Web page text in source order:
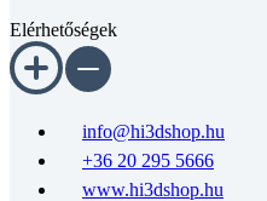
Elérhetőségek
info@hi3dshop.hu
+36 20 295 5666
www.hi3dshop.hu